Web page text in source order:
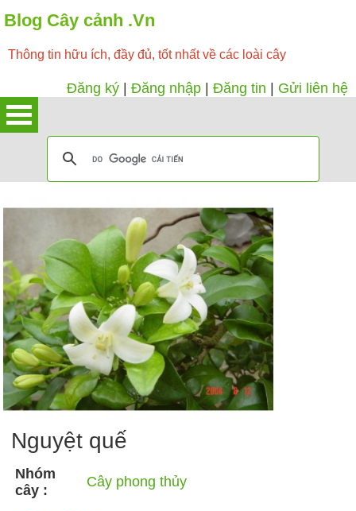
Blog Cây cảnh .Vn
Thông tin hữu ích, đầy đủ, tốt nhất về các loài cây
Đăng ký Đăng nhập Đăng tin Gửi liên hệ
Nguyệt quế
Nhóm
cây :
Cây phong thủy